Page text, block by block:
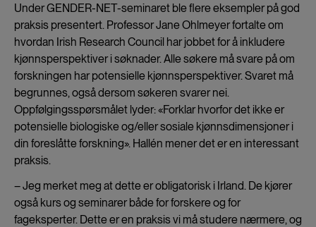
Under GENDER-NET-seminaret ble flere eksempler på god
praksis presentert. Professor Jane Ohlmeyer fortalte om
hvordan Irish Research Council har jobbet for å inkludere
kjønnsperspektiver i søknader. Alle søkere må svare på om
forskningen har potensielle kjønnsperspektiver. Svaret må
begrunnes, også dersom søkeren svarer nei.
Oppfølgingsspørsmålet lyder: «Forklar hvorfor det ikke er
potensielle biologiske og/eller sosiale kjønnsdimensjoner i
din foreslåtte forskning». Hallén mener det er en interessant
praksis.
– Jeg merket meg at dette er obligatorisk i Irland. De kjører
også kurs og seminarer både for forskere og for
fageksperter. Dette er en praksis vi må studere nærmere, og